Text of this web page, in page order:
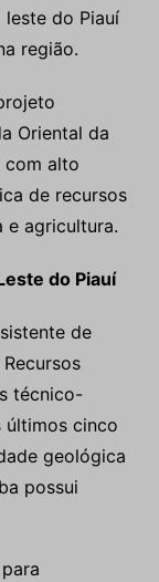
do Piauí
região.
Oriental da
com alto
de recursos
e agricultura.
do Piauí
de
técnico-
últimos cinco
geológica
possui